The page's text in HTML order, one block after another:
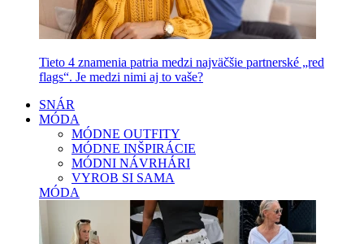
Tieto 4 znamenia patria medzi najväčšie partnerské „red
flags“. Je medzi nimi aj to vaše?
SNÁR
MÓDA
MÓDNE OUTFITY
MÓDNE INŠPIRÁCIE
MÓDNI NÁVRHÁRI
VYROB SI SAMA
MÓDA